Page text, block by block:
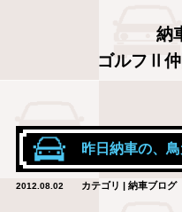
納
ゴルフⅡ
昨日納車の、
2012.08.02 カテゴリ | 納車ブログ